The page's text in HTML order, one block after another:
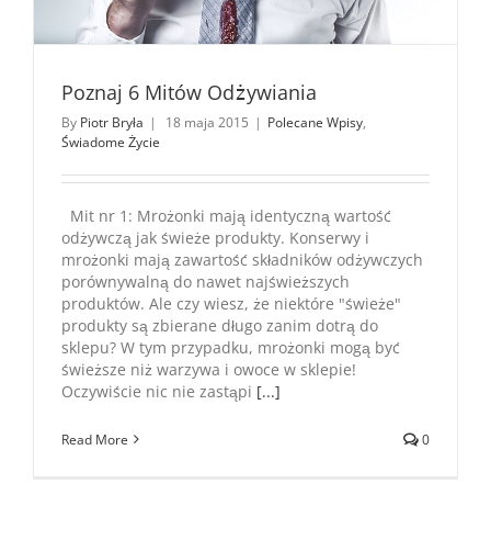
Poznaj 6 Mitów Odżywiania
By Piotr Bryła | 18 maja 2015 | Polecane Wpisy,
Świadome Życie
Mit nr 1: Mrożonki mają identyczną wartość
odżywczą jak świeże produkty. Konserwy i
mrożonki mają zawartość składników odżywczych
porównywalną do nawet najświeższych
produktów. Ale czy wiesz, że niektóre "świeże"
produkty są zbierane długo zanim dotrą do
sklepu? W tym przypadku, mrożonki mogą być
świeższe niż warzywa i owoce w sklepie!
Oczywiście nic nie zastąpi [...]
Read More 0